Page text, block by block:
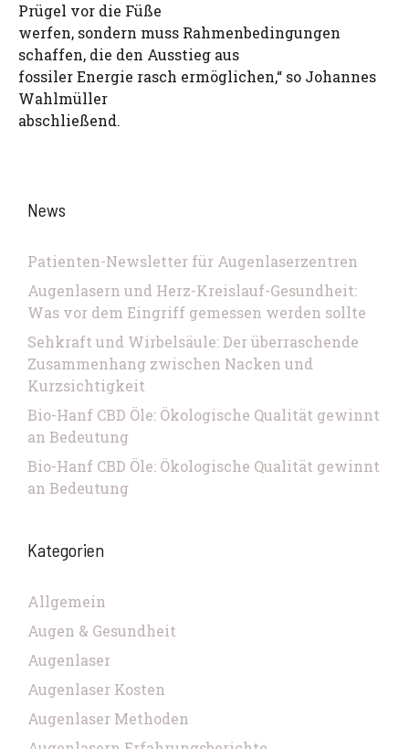
Prügel vor die Füße
werfen, sondern muss Rahmenbedingungen
schaffen, die den Ausstieg aus
fossiler Energie rasch ermöglichen,“ so Johannes
Wahlmüller
abschließend.
News
Patienten-Newsletter für Augenlaserzentren
Augenlasern und Herz-Kreislauf-Gesundheit:
Was vor dem Eingriff gemessen werden sollte
Sehkraft und Wirbelsäule: Der überraschende
Zusammenhang zwischen Nacken und
Kurzsichtigkeit
Bio-Hanf CBD Öle: Ökologische Qualität gewinnt
an Bedeutung
Bio-Hanf CBD Öle: Ökologische Qualität gewinnt
an Bedeutung
Kategorien
Allgemein
Augen & Gesundheit
Augenlaser
Augenlaser Kosten
Augenlaser Methoden